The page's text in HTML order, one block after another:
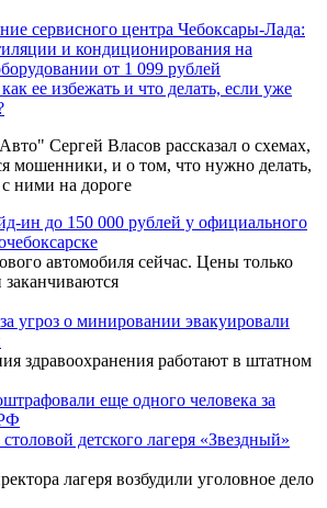
сервисного центра Чебоксары-Лада:
и кондиционирования на
от 1 099 рублей
ее избежать и что делать, если уже
Сергей Власов рассказал о схемах,
мошенники, и о том, что нужно делать,
ними на дороге
ин до 150 000 рублей у официального
автомобиля сейчас. Цены только
заканчиваются
угроз о минировании эвакуировали
здравоохранения работают в штатном
еще одного человека за
детского лагеря «Звездный»
лагеря возбудили уголовное дело